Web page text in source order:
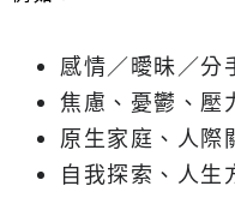
感情／曖昧／分
焦慮、憂鬱、壓
原生家庭、人際
自我探索、人生